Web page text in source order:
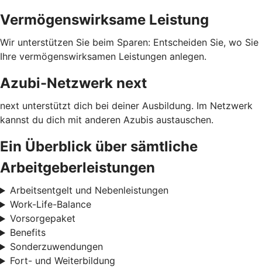
Vermögenswirksame Leistung
Wir unterstützen Sie beim Sparen: Entscheiden Sie, wo Sie
Ihre vermögenswirksamen Leistungen anlegen.
Azubi-Netzwerk next
next unterstützt dich bei deiner Ausbildung. Im Netzwerk
kannst du dich mit anderen Azubis austauschen.
Ein Überblick über sämtliche
Arbeitgeberleistungen
Arbeitsentgelt und Nebenleistungen
Work-Life-Balance
Vorsorgepaket
Benefits
Sonderzuwendungen
Fort- und Weiterbildung